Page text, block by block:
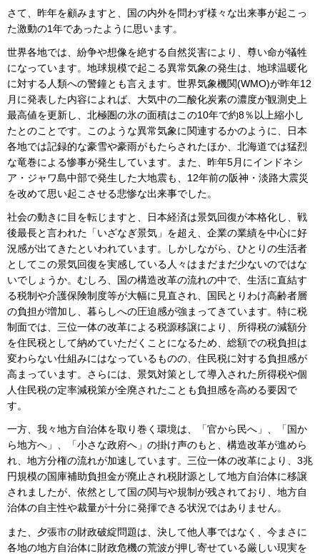
さて、昨年を顧みますと、国の内外を問わず様々な出来事が起こっ
た激動の1年であったように思います。
世界各地では、紛争や想像を絶する自然災害により、尊い命が犠牲
になっています。地球規模で起こる異常気象の発生は、地球温暖化
に対する人類への警鐘とも言えます。世界気象機関(WMO)が昨年12
月に発表した内容によれば、大気中の二酸化炭素の濃度が観測史上
最高値を更新し、北極圏の氷の面積はこの10年で約8％以上縮小し
たとのことです。このような異常気象に関連するかのように、日本
各地では記録的な豪雪や豪雨がもたらされたほか、北海道では猛烈
な竜巻による惨事が発生しています。また、昨年5月にインドネシ
ア・ジャワ島中部で発生した大地震も、12年前の阪神・淡路大震災
を改めて思い起こさせる悲惨な出来事でした。
社会の動きに目を転じますと、日本経済は景気回復が本格化し、戦
後最長と言われた「いざなぎ景気」を超え、企業の業績を中心に好
況感が出てきたといわれています。しかしながら、ひとりの生活者
としてこの景気回復を実感している人々はまだまだ少ないのではな
いでしょうか。むしろ、国の構造改革の流れの中で、生活に直結す
る税制や介護保険制度等が大幅に見直され、国民とりわけ高齢者層
の負担が増加し、暮らしへの圧迫感が強まってきています。特に税
制面では、三位一体の改革による税源移譲により、所得税の減額分
を住民税として納めていただくことになるため、総額での税負担は
変わらない仕組みにはなっているものの、住民税に対する負担感が
高まっています。さらには、景気対策として導入された所得税や個
人住民税の定率減税策が全廃されたことも負担感を高める要因で
す。
一方、我々地方自治体を取り巻く環境は、「官から民へ」、「国か
ら地方へ」、「小さな政府へ」の掛け声のもと、構造改革が進めら
れ、地方分権の流れが加速しています。三位一体の改革により、3兆
円規模の国庫補助負担金が廃止され税財源として地方自治体に移譲
されましたが、依然として国の関与や規制が残されており、地方自
治体の自主性や裁量が十分に発揮できる状況ではありません。
また、夕張市の財政破綻問題は、決して他人事ではなく、今まさに
各地の地方自治体に財政危機の荒波が押し寄せている厳しい現実を